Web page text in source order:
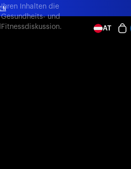
Ihren Inhalten die
Gesundheits- und
Fitnessdiskussion.
AT